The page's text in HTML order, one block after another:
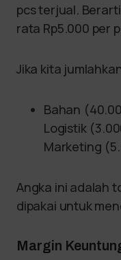
pcs terjual.
rata Rp5.000 per
Jika kita
Bahan
Logistik
Marketing
Angka ini adalah
dipakai untuk
Margin